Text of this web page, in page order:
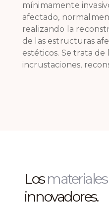
mínimamente
afectado,
realizando la
de las estructuras
estéticos. Se trata de
incrustaciones,
Losmateriales
innovadores.